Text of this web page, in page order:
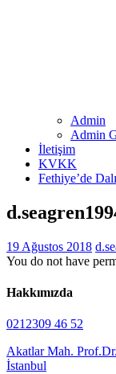
Admin
Admin
İletişim
KVKK
Fethiye’de
19 Ağustos 2018
You do not have
Hakkımızda
0212309 46 52
Akatlar Mah.
İstanbul